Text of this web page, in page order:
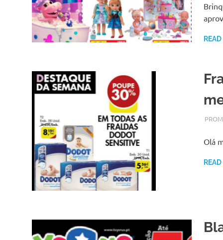
Olá